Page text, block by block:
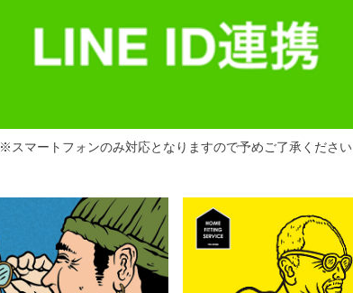
※スマートフォンのみ対応となりますので予めご了承ください